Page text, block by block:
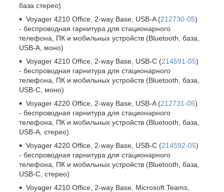
база стерео)
Voyager 4210 Office, 2-way Base, USB-A (212730-05)
- беспроводная гарнитура для стационарного
телефона, ПК и мобильных устройств (Bluetooth, база,
USB-A, моно)
Voyager 4210 Office, 2-way Base, USB-C (214591-05)
- беспроводная гарнитура для стационарного
телефона, ПК и мобильных устройств (Bluetooth, база,
USB-C, моно)
Voyager 4220 Office, 2-way Base, USB-A (212731-05)
- беспроводная гарнитура для стационарного
телефона, ПК и мобильных устройств (Bluetooth, база,
USB-A, стерео)
Voyager 4220 Office, 2-way Base, USB-C (214592-05)
- беспроводная гарнитура для стационарного
телефона, ПК и мобильных устройств (Bluetooth, база,
USB-С, стерео)
Voyager 4210 Office, 2-way Base, Microsoft Teams,